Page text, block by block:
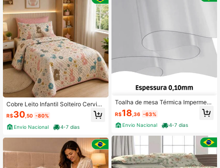
Cobre Leito Infantil Solteiro Cervinh
o Matelado Rosa 1,50x2,40 Decora
ção
R$30 ,50 -80%
Envio Nacional
4-7 dias
Toalha de mesa Térmica Impermeá
vel prática - Transparente
R$18 ,36 -63%
Envio Nacional
4-7 dias